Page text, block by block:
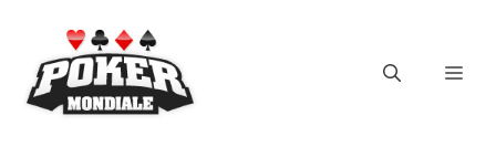
contenuto